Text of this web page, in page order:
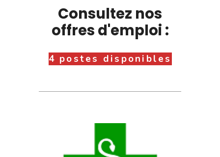
Consultez nos
offres d'emploi :
4 postes disponibles